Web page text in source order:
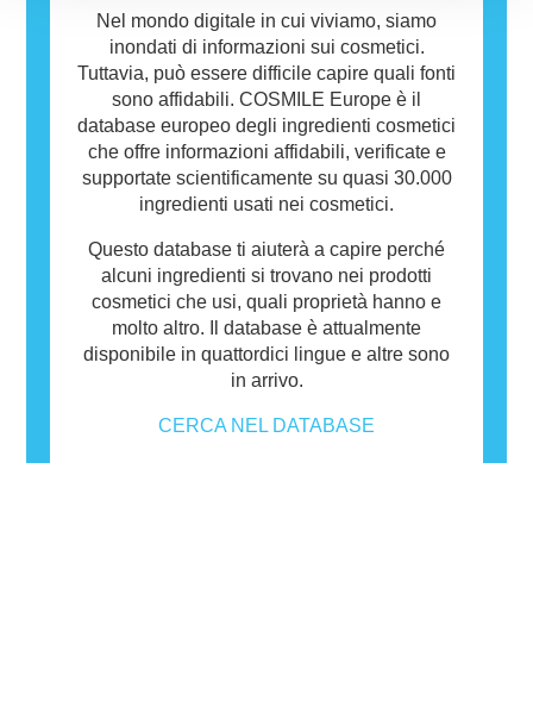
Nel mondo digitale in cui viviamo, siamo
inondati di informazioni sui cosmetici.
Tuttavia, può essere difficile capire quali fonti
sono affidabili. COSMILE Europe è il
database europeo degli ingredienti cosmetici
che offre informazioni affidabili, verificate e
supportate scientificamente su quasi 30.000
ingredienti usati nei cosmetici.
Questo database ti aiuterà a capire perché
alcuni ingredienti si trovano nei prodotti
cosmetici che usi, quali proprietà hanno e
molto altro. Il database è attualmente
disponibile in quattordici lingue e altre sono
in arrivo.
CERCA NEL DATABASE